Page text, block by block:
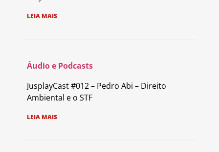
LEIA MAIS
Áudio e Podcasts
JusplayCast #012 – Pedro Abi – Direito
Ambiental e o STF
LEIA MAIS